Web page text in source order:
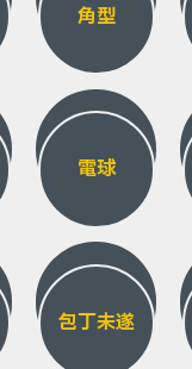
角型
電球
包丁未遂